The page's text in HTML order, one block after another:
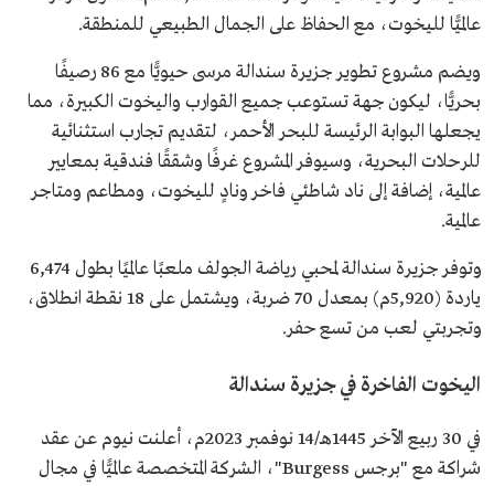
عالميًّا لليخوت، مع الحفاظ على الجمال الطبيعي للمنطقة.
ويضم مشروع تطوير جزيرة سندالة مرسى حيويًّا مع 86 رصيفًا
بحريًّا، ليكون جهة تستوعب جميع القوارب واليخوت الكبيرة، مما
يجعلها البوابة الرئيسة للبحر الأحمر، لتقديم تجارب استثنائية
للرحلات البحرية، وسيوفر المشروع غرفًا وشققًا فندقية بمعايير
عالمية، إضافة إلى ناد شاطئي فاخر ونادٍ لليخوت، ومطاعم ومتاجر
عالمية.
وتوفر جزيرة سندالة لمحبي رياضة الجولف ملعبًا عالميًا بطول 6,474
ياردة (5,920م) بمعدل 70 ضربة، ويشتمل على 18 نقطة انطلاق،
وتجربتي لعب من تسع حفر.
اليخوت الفاخرة في جزيرة سندالة
في 30 ربيع الآخر 1445هـ/14 نوفمبر 2023م، أعلنت نيوم عن عقد
شراكة مع "برجس Burgess"، الشركة المتخصصة عالميًّا في مجال